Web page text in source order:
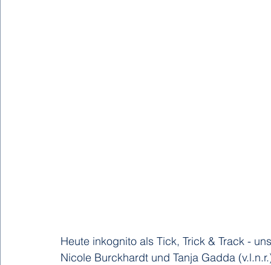
Heute inkognito als Tick, Trick & Track -
Nicole Burckhardt und Tanja Gadda